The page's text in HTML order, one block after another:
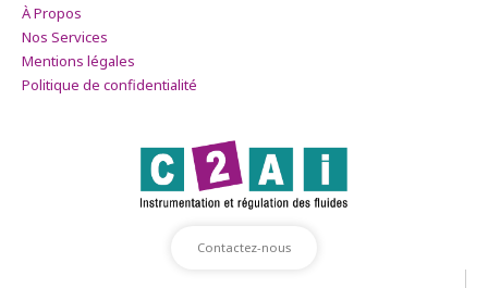
À Propos
Nos Services
Mentions légales
Politique de confidentialité
Contactez-nous